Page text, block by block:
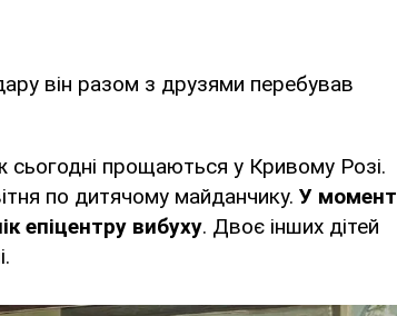
він разом з друзями перебував
сьогодні прощаються у Кривому Розі.
по дитячому майданчику. У момент
епіцентру вибуху. Двоє інших дітей